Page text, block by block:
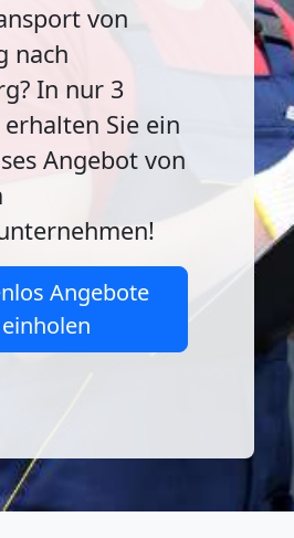
von
nach
In nur 3
Sie ein
Angebot von
Angebote
einholen